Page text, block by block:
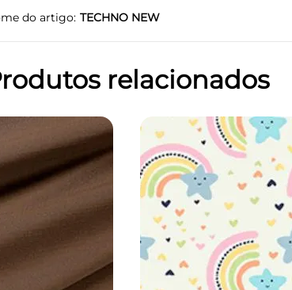
do artigo TECHNO NEW
relacionados